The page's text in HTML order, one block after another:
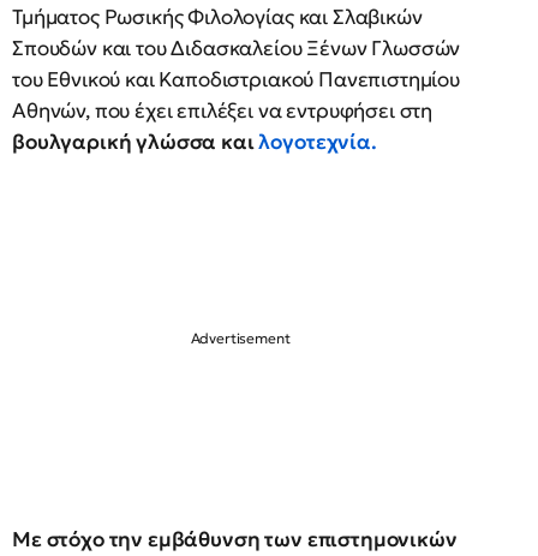
Τμήματος Ρωσικής Φιλολογίας και Σλαβικών
Σπουδών και του Διδασκαλείου Ξένων Γλωσσών
του Εθνικού και Καποδιστριακού Πανεπιστημίου
Αθηνών, που έχει επιλέξει να εντρυφήσει στη
βουλγαρική γλώσσα καιλογοτεχνία.
Με στόχο την εμβάθυνση των επιστημονικών